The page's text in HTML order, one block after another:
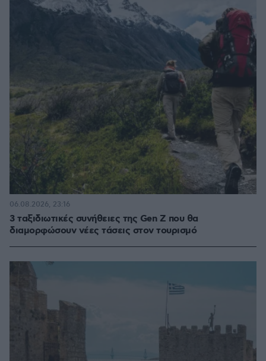
3 ταξιδιωτικές συνήθειες της Gen Z που θα
διαμορφώσουν νέες τάσεις στον τουρισμό
06.08.2026, 23:16